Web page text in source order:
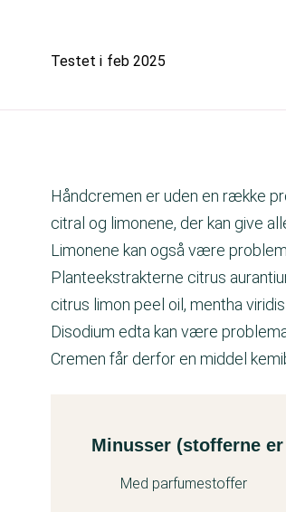
Testet i feb 2025
Håndcremen er uden en række
citral og limonene, der kan give
Limonene kan også være
Planteekstrakterne citrus
citrus limon peel oil, mentha
Disodium edta kan være
Cremen får derfor en middel
Kemitest
Minusser (stofferne
Med parfumestoffer